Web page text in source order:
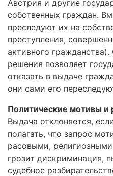
Австрия и другие
собственных граждан.
преследуют их на
преступления,
активного
решения позволяет
отказать в выдаче
они сами его
Политические мотивы и
Выдача отклоняется,
полагать, что запрос
расовыми,
грозит дискриминация,
судебное